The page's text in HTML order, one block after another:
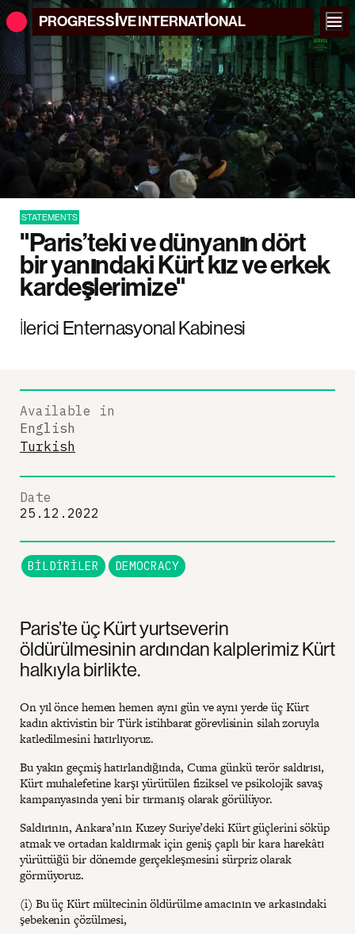
PROGRESSIVEINTERNATIONAL
STATEMENTS
"Paris’teki ve dünyanın dört
bir yanındaki Kürt kız ve erkek
kardeşlerimize"
İlerici Enternasyonal Kabinesi
Paris’te üç Kürt yurtseverin
öldürülmesinin ardından kalplerimiz Kürt
halkıyla birlikte.
On yıl önce hemen hemen aynı gün ve aynı yerde üç Kürt
kadın aktivistin bir Türk istihbarat görevlisinin silah zoruyla
katledilmesini hatırlıyoruz.
Bu yakın geçmiş hatırlandığında, Cuma günkü terör saldırısı,
Kürt muhalefetine karşı yürütülen fiziksel ve psikolojik savaş
kampanyasında yeni bir tırmanış olarak görülüyor.
Saldırının, Ankara’nın Kuzey Suriye’deki Kürt güçlerini söküp
atmak ve ortadan kaldırmak için geniş çaplı bir kara harekâtı
yürüttüğü bir dönemde gerçekleşmesini sürpriz olarak
görmüyoruz.
(i) Bu üç Kürt mültecinin öldürülme amacının ve arkasındaki
şebekenin çözülmesi,
Available in
English
Turkish
Date
25.12.2022
BILDIRILER DEMOCRACY